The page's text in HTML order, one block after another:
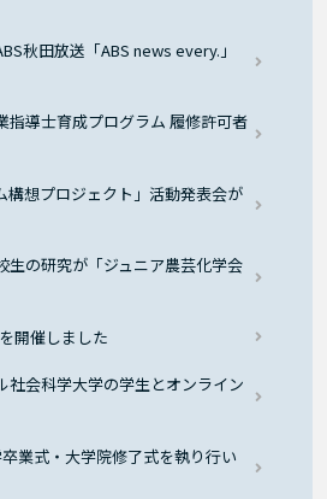
秋田放送「ABS news every.」
指導士育成プログラム 履修許可者
構想プロジェクト」活動発表会が
生の研究が「ジュニア農芸化学会
開催しました
社会科学大学の学生とオンライン
業式・大学院修了式を執り行い